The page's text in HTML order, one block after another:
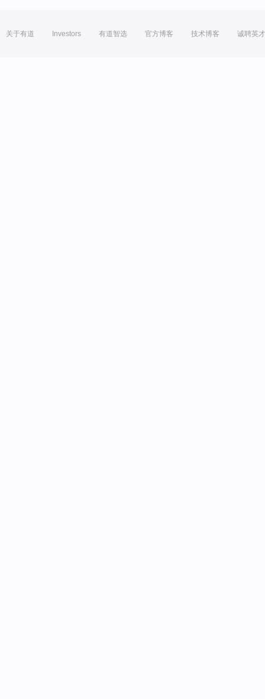
关于有道 Investors 有道智选 官方博客 技术博客 诚聘英才